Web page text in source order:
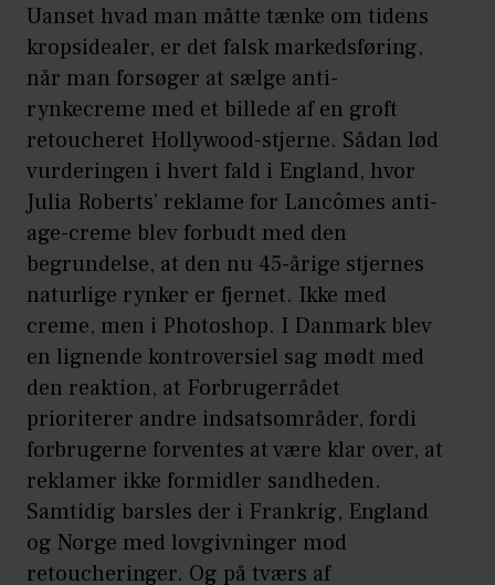
Uanset hvad man måtte tænke om tidens
kropsidealer, er det falsk markedsføring,
når man forsøger at sælge anti-
rynkecreme med et billede af en groft
retoucheret Hollywood-stjerne. Sådan lød
vurderingen i hvert fald i England, hvor
Julia Roberts’ reklame for Lancômes anti-
age-creme blev forbudt med den
begrundelse, at den nu 45-årige stjernes
naturlige rynker er fjernet. Ikke med
creme, men i Photoshop. I Danmark blev
en lignende kontroversiel sag mødt med
den reaktion, at Forbrugerrådet
prioriterer andre indsatsområder, fordi
forbrugerne forventes at være klar over, at
reklamer ikke formidler sandheden.
Samtidig barsles der i Frankrig, England
og Norge med lovgivninger mod
retoucheringer. Og på tværs af